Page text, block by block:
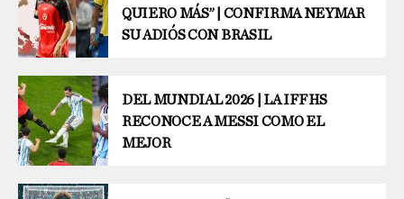
QUIERO MÁS” | CONFIRMA NEYMAR
SU ADIÓS CON BRASIL
DEL MUNDIAL 2026 | LA IFFHS
RECONOCE A MESSI COMO EL
MEJOR